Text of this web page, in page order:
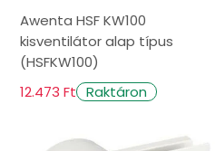
Awenta HSF KW100
kisventilátor alap típus
(HSFKW100)
12.473 Ft Raktáron